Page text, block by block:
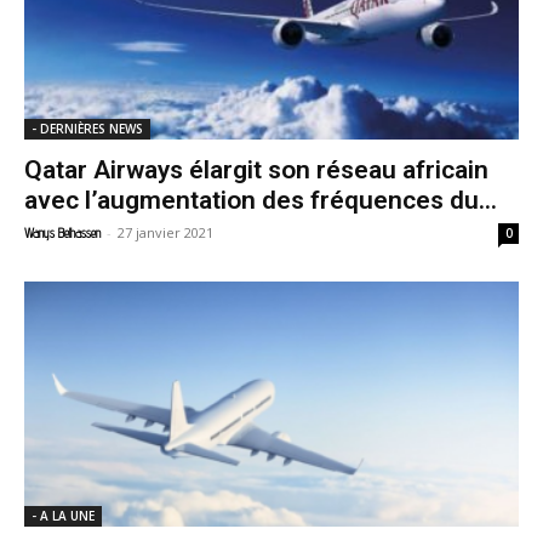
- DERNIÈRES NEWS
Qatar Airways élargit son réseau africain
avec l’augmentation des fréquences du...
Wanys Belhassen - 27 janvier 2021 0
- A LA UNE